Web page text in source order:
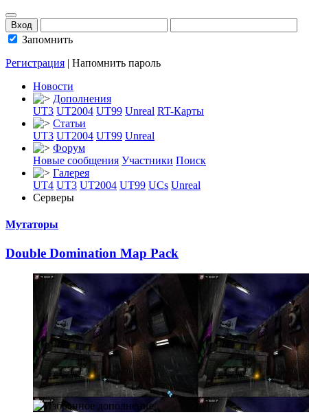
Запомнить
Регистрация | Напомнить пароль
Новости
Дополнения
UT3 UT2004 UT99 Unreal RT-Карты
Статьи
UT3 UT2004 UT99 Unreal
Форум
Новые сообщения Участники Поиск
Галерея
UT4 UT3 UT2004 UT99 UCs Unreal
Серверы
Мутаторы
Double Dominatio­n Map Pack